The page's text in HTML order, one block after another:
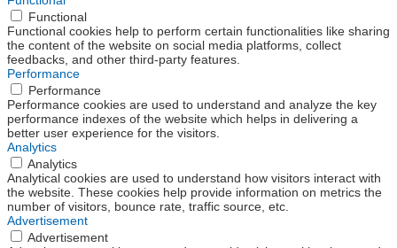
Functional
Functional cookies help to perform certain functionalities like sharing
the content of the website on social media platforms, collect
feedbacks, and other third-party features.
Performance
Performance
Performance cookies are used to understand and analyze the key
performance indexes of the website which helps in delivering a
better user experience for the visitors.
Analytics
Analytics
Analytical cookies are used to understand how visitors interact with
the website. These cookies help provide information on metrics the
number of visitors, bounce rate, traffic source, etc.
Advertisement
Advertisement